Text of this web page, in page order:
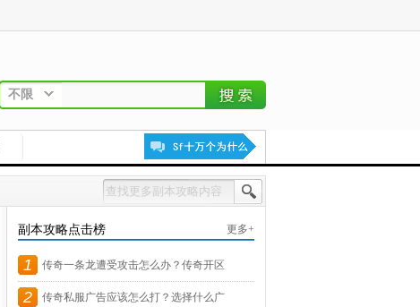
不限
副本攻略点击榜 更多+
1 传奇一条龙遭受攻击怎么办？传奇开区
遇
2 传奇私服广告应该怎么打？选择什么广